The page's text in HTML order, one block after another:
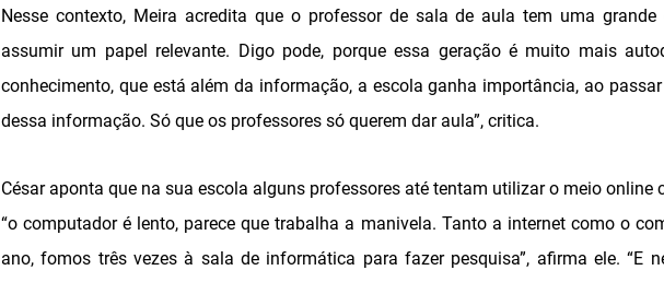
Nesse contexto, Meira acredita que o professor de sala de aula tem uma grande
assumir um papel relevante. Digo pode, porque essa geração é muito mais
conhecimento, que está além da informação, a escola ganha importância, ao
dessa informação. Só que os professores só querem dar aula”, critica.
César aponta que na sua escola alguns professores até tentam utilizar o meio online
“o computador é lento, parece que trabalha a manivela. Tanto a internet como o
ano, fomos três vezes à sala de informática para fazer pesquisa”, afirma ele. “E